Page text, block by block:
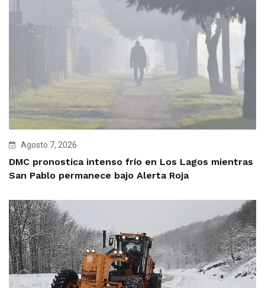
Agosto 7, 2026
DMC pronostica intenso frío en Los Lagos mientras
San Pablo permanece bajo Alerta Roja